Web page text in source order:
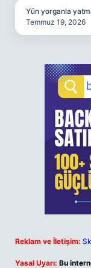
Yün yorganla
Temmuz 19, 2026
Reklam ve İletişim:
Yasal Uyarı: Bu